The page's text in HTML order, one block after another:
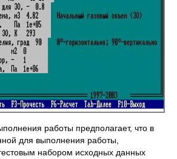
работы предполагает, что в
для выполнения работы,
набором исходных данных